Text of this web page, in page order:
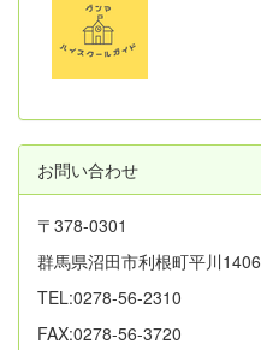
お問い合わせ
〒378-0301
群馬県沼田市利根町平川1406
TEL:0278-56-2310
FAX:0278-56-3720